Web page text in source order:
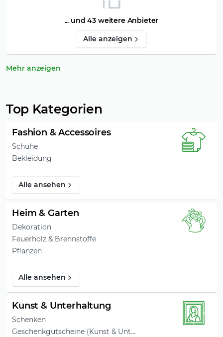
... und 43 weitere Anbieter
Alle anzeigen
Mehr anzeigen
Top Kategorien
Fashion & Accessoires
Schuhe
Bekleidung
Alle ansehen
Heim & Garten
Dekoration
Feuerholz & Brennstoffe
Pflanzen
Alle ansehen
Kunst & Unterhaltung
Schenken
Geschenkgutscheine (Kunst & Unterhaltung)